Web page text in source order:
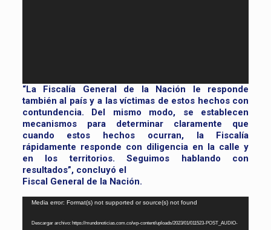
“La Fiscalía General de la Nación le responde
también al país y a las víctimas de estos hechos con
contundencia. Del mismo modo, se establecen
mecanismos para determinar claramente que
cuando estos hechos ocurran, la Fiscalía
rápidamente responde con diligencia en la calle y
en los territorios. Seguimos hablando con
resultados”, concluyó el
Fiscal General de la Nación.
Reproductor
vídeo
Media error: Format(s) not supported or source(s) not found
Descargar archivo: https://mundonoticias.com.co/wp-content/uploads/2023/01/011523-POST_AUDIO-